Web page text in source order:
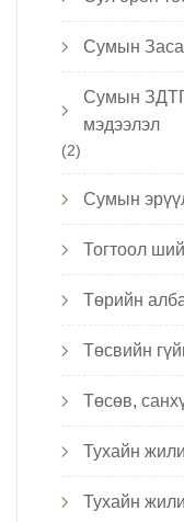
Сумын
Сумын
мэдээлэл
(2)
Сумын
Тогтоол
Төрийн
Төсвийн
Төсөв,
Тухайн
Тухайн